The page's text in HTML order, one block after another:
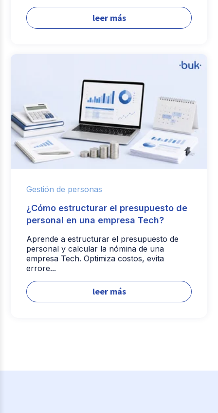
leer más
Gestión de personas
¿Cómo estructurar el presupuesto de
personal en una empresa Tech?
Aprende a estructurar el presupuesto de
personal y calcular la nómina de una
empresa Tech. Optimiza costos, evita
errore...
leer más